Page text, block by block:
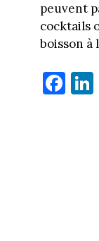
peuvent
cocktails
boisson à
Fa
ce